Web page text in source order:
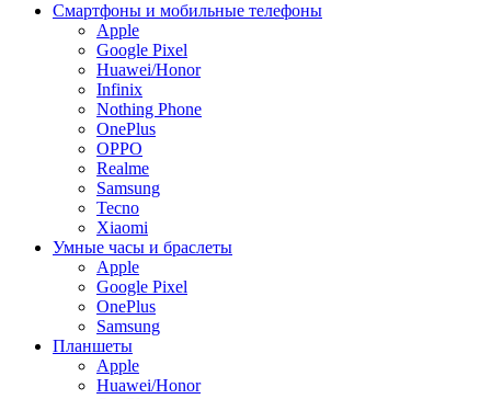
Смартфоны и мобильные телефоны
Apple
Google Pixel
Huawei/Honor
Infinix
Nothing Phone
OnePlus
OPPO
Realme
Samsung
Tecno
Xiaomi
Умные часы и браслеты
Apple
Google Pixel
OnePlus
Samsung
Планшеты
Apple
Huawei/Honor